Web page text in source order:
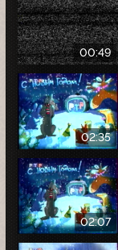
00:49
02:35
02:07